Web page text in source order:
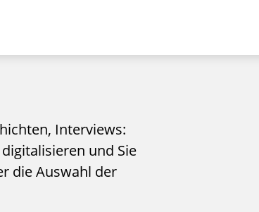
Interviews:
und Sie
die Auswahl der